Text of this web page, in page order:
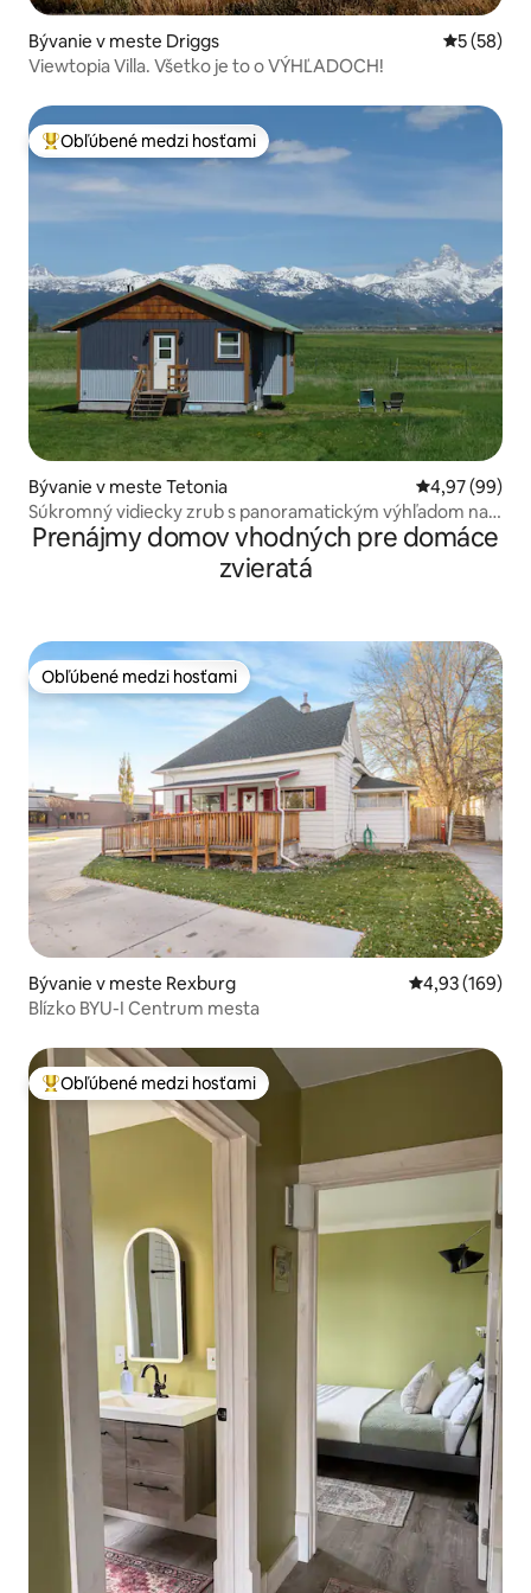
Bývanie v meste Driggs
5 (58)
Viewtopia Villa. Všetko je to o VÝHĽADOCH!
Najobľúbenejšie medzi hosťami
Obľúbené medzi hosťami
Bývanie v meste Tetonia Priemerné
4,97 (99)
Súkromný vidiecky zrub s panoramatickým výhľadom na
Tetony
Prenájmy domov vhodných pre domáce
zvieratá
Obľúbené medzi hosťami
Obľúbené medzi hosťami
Bývanie v meste Rexburg Priemerné
4,93 (169)
Blízko BYU-I Centrum mesta
Najobľúbenejšie medzi hosťami
Obľúbené medzi hosťami